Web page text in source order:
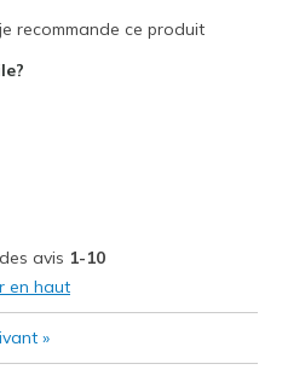
wide
size too big
recommande ce produit
avis 1-10
en haut
»